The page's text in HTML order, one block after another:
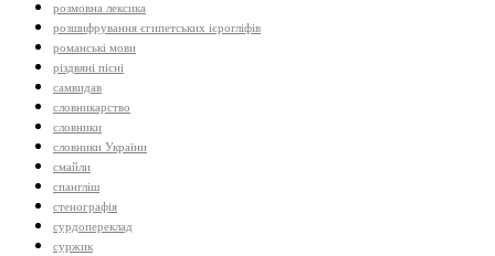
розмовна лексика
розшифрування єгипетських ієрогліфів
романські мови
різдвяні пісні
самвидав
словникарство
словники
словники України
смайли
спангліш
стенографія
сурдопереклад
суржик